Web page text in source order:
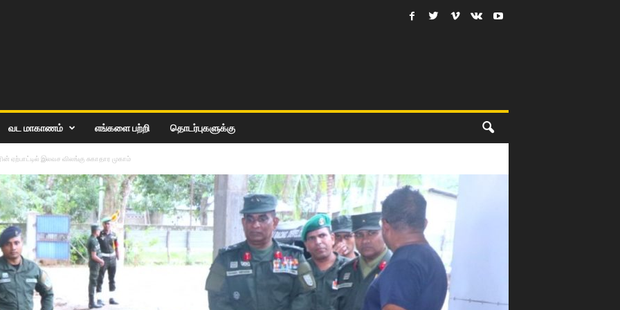
வட மாகாணம் எங்களை பற்றி தொடர்புகளுக்கு
ஏற்பாட்டில் இலவச விலங்கு சுகாதார முகாம்